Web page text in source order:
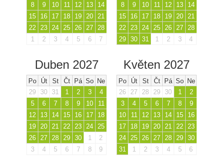
8
9 10 11 12 13
14
15
16 17 18 19 20
21
22
23 24 25 26 27
28
1
2 3 4 5 6 7
8
9 10 11 12 13
14
15
16 17 18 19 20
21
22
23 24 25 26 27
28
29 30 31 1 2 3 4
Duben 2027
Po Út St Čt Pá So Ne
29
30 31 1 2 3
4
5
6 7 8 9 10
11
12
13 14 15 16 17
18
19 20 21 22 23 24 25
26 27 28 29 30 1
2
3
4 5 6 7 8 9
Květen 2027
Po Út St Čt Pá So Ne
26
27 28 29 30 1
2
3
4 5 6 7 8
9
10
11 12 13 14 15
16
17
18 19 20 21 22 23
24 25 26 27 28 29 30
31
1 2 3 4 5 6